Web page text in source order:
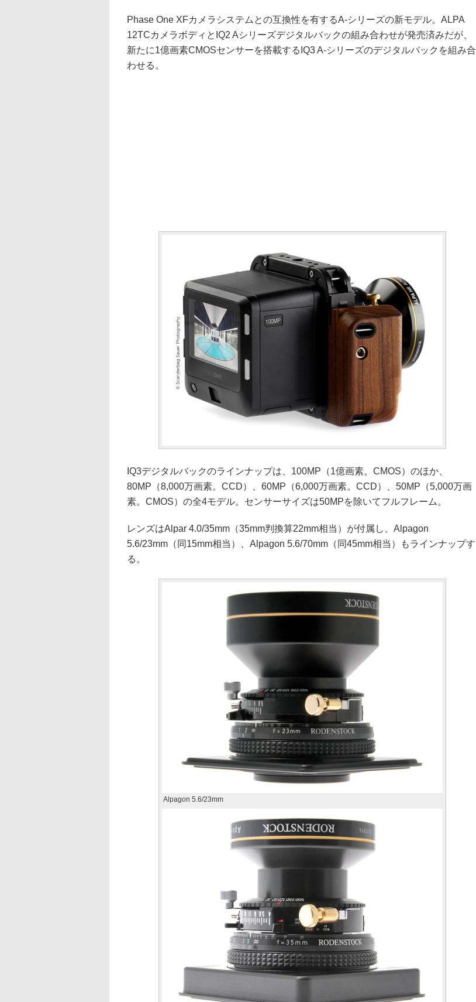
Phase One XFカメラシステムとの互換性を有するA-シリーズの新モデル。ALPA
12TCカメラボディとIQ2 Aシリーズデジタルバックの組み合わせが発売済みだが、
新たに1億画素CMOSセンサーを搭載するIQ3 A-シリーズのデジタルバックを組み合
わせる。
IQ3デジタルバックのラインナップは、100MP（1億画素。CMOS）のほか、
80MP（8,000万画素。CCD）、60MP（6,000万画素。CCD）、50MP（5,000万画
素。CMOS）の全4モデル。センサーサイズは50MPを除いてフルフレーム。
レンズはAlpar 4.0/35mm（35mm判換算22mm相当）が付属し、Alpagon
5.6/23mm（同15mm相当）、Alpagon 5.6/70mm（同45mm相当）もラインナップす
る。
Alpagon 5.6/23mm